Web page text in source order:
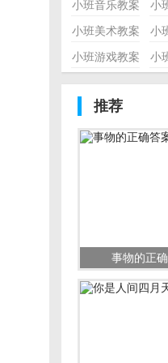
小班音乐教案 小
小班美术教案
小
小班游戏教案
小
推荐
事物的正